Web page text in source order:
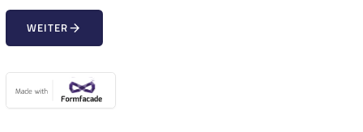
WEITERarrow_forward